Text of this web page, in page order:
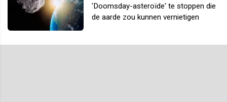
'Doomsday-asteroïde' te stoppen die
de aarde zou kunnen vernietigen